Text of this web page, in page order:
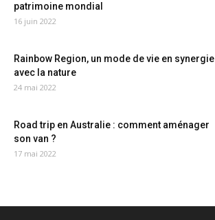
patrimoine mondial
16 juin 2022
Rainbow Region, un mode de vie en synergie
avec la nature
24 mai 2022
Road trip en Australie : comment aménager
son van ?
17 mai 2022